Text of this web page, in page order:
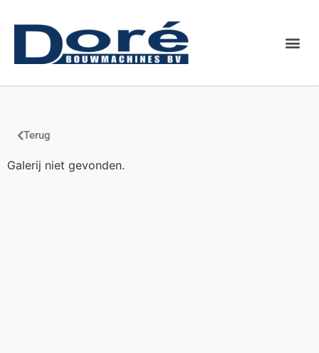
Terug
Galerij niet gevonden.